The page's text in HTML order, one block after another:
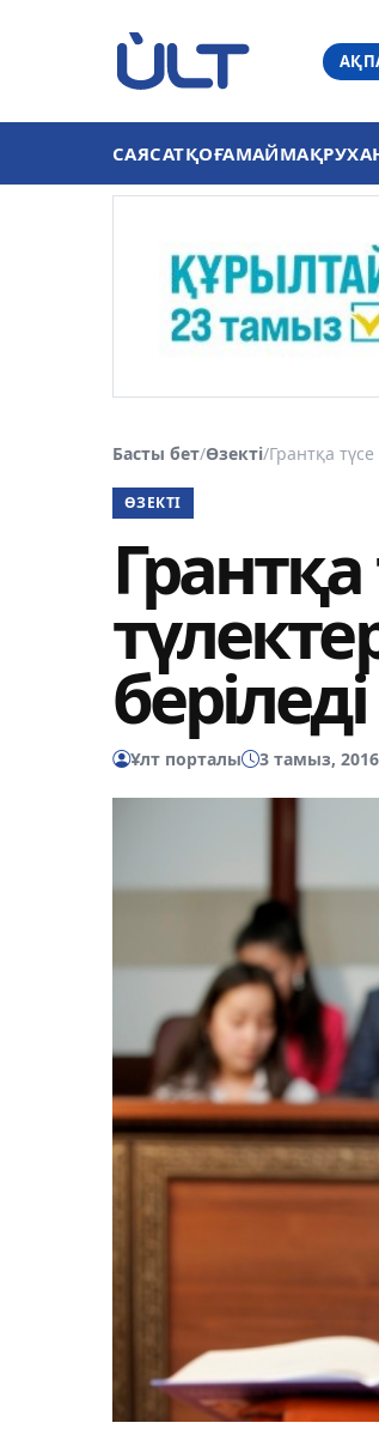
САЯСАТҚОҒАМАЙМАҚ
Басты бет/Өзекті/Грантқа
ӨЗЕКТІ
беріледі
Ұлт порталы 3 тамыз,